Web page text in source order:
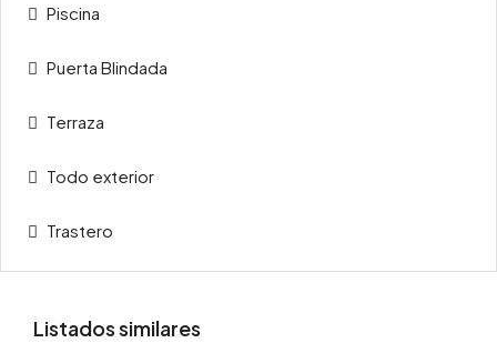
Piscina
Puerta Blindada
Terraza
Todo exterior
Trastero
Listados similares